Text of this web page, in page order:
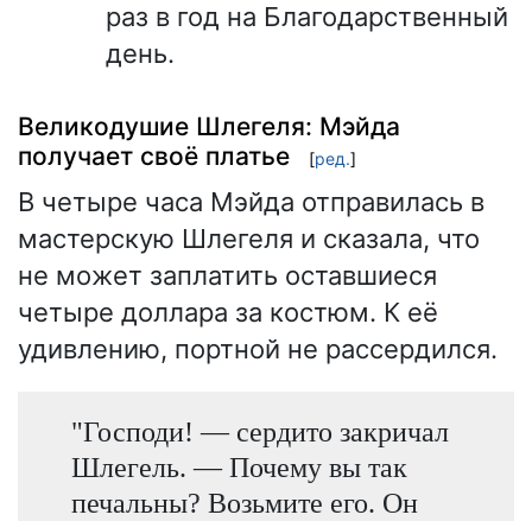
раз в год на Благодарственный
день.
Великодушие Шлегеля: Мэйда
получает своё платье
[ред.]
В четыре часа Мэйда отправилась в
мастерскую Шлегеля и сказала, что
не может заплатить оставшиеся
четыре доллара за костюм. К её
удивлению, портной не рассердился.
"Господи! — сердито закричал
Шлегель. — Почему вы так
печальны? Возьмите его. Он